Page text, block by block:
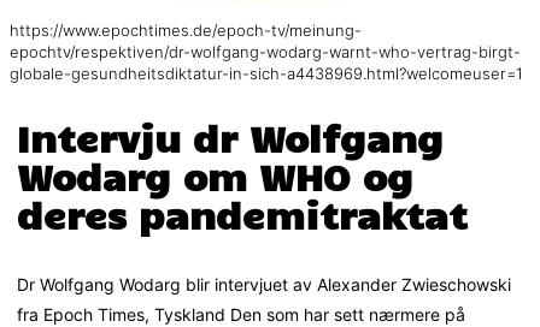
https://www.epochtimes.de/epoch-tv/meinung-
epochtv/respektiven/dr-wolfgang-wodarg-warnt-who-vertrag-birgt-
globale-gesundheitsdiktatur-in-sich-a4438969.html?welcomeuser=1
Intervju dr Wolfgang
Wodarg om WHO og
deres pandemitraktat
Dr Wolfgang Wodarg blir intervjuet av Alexander Zwieschowski
fra Epoch Times, Tyskland Den som har sett nærmere på